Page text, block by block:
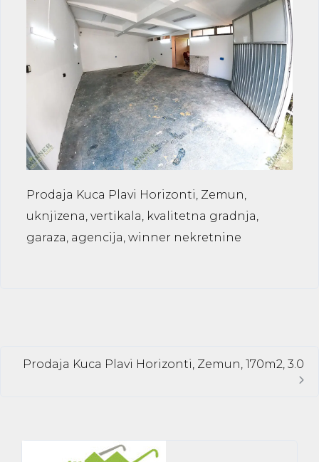
Prodaja Kuca Plavi Horizonti, Zemun,
uknjizena, vertikala, kvalitetna gradnja,
garaza, agencija, winner nekretnine
Prodaja Kuca Plavi Horizonti, Zemun, 170m2, 3.0